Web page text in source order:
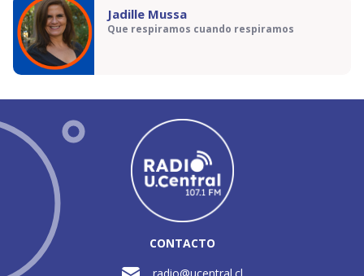
Jadille Mussa
Que respiramos cuando respiramos
CONTACTO